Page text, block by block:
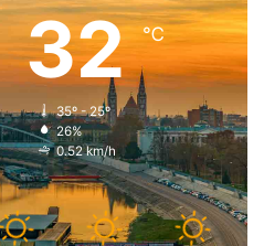
32℃
35º - 25º
26%
0.52 km/h